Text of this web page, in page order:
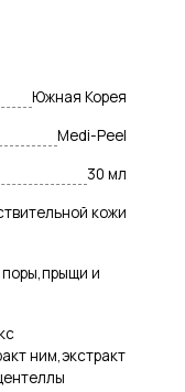
Южная Корея
Medi-Peel
30 мл
кожи
и
ним,экстракт